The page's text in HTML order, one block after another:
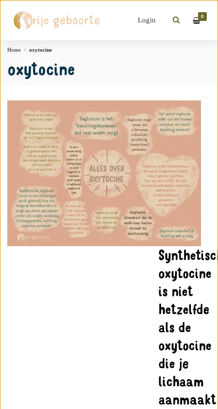
Login 0
Home oxytocine
oxytocine
oxytocine
is niet
hetzelfde
als de
oxytocine
die je
lichaam
aanmaakt